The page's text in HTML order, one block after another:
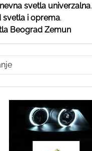
svetla univerzalna.
svetla i oprema.
Beograd Zemun